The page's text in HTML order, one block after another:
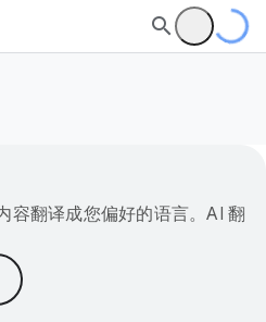
容翻译成您偏好的语言。AI 翻